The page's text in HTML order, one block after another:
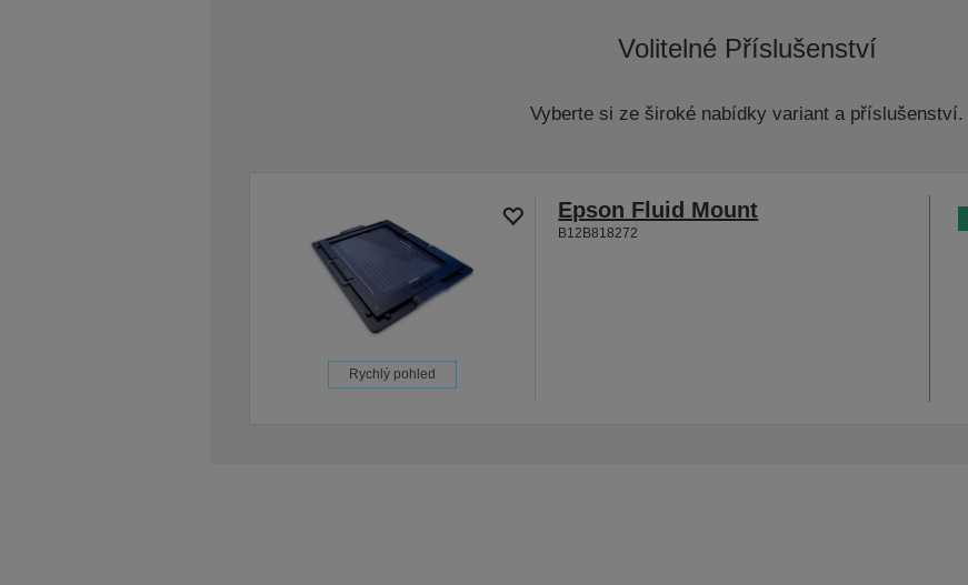
Volitelné Příslušenství
Vyberte si ze široké nabídky variant a příslušenství.
Rychlý pohled
Epson Fluid Mount
B12B818272